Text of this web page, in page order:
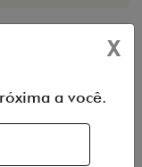
X
a você.